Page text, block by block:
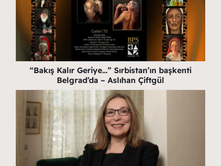
“Bakış Kalır Geriye…” Sırbistan’ın başkenti
Belgrad’da – Aslıhan Çiftgül